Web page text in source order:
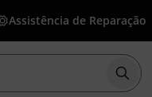
Assistência de Reparação